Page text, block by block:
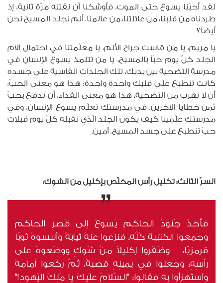
لقد أحبّنا يسوع حتى الموت، فأوشكنا أن نقتله مرّة ثانية، إذ
طردناه من قلبنا، من عائلتنا، من عالمنا. ألم نجلد المسيح نحن
أيضاً؟
يا مريم، يا من قاست جراح الألم، يا معلّمتنا في احتمال آلام
الجلد كلّ يوم حبّاً بالمسيح، يا من تتلمذ يسوع الإنسان في
مدرسة التضحية بين يديك، تلك الجلدات القاسية على جسده
كانت تنطبع على قلبك واحدة واحدة: هذا هو معنى الحبّ:
أن لا نهرب من التضحية، هذا هو معنى الفداء، أن ندفع بحبّ
ثمن خطايا الآخرين. في مدرستك تعلّم يسوع الإنسان، وفي
مدرستك علّمينا كيف يكون الجلد الّذي نقبله كلّ يوم قبلات
حبّ تنطبع على جسد المسيح. آمين.
السرّ الثالث: تكليل رأس المخلّص بإكليل من الشوك:
فأخذَ جُنودُ الحاكِمِ يَسوعَ إلى قَصرِ الحاكِمِ
وجَمعوا الكَتيبةَ كُلَّه، فنزَعوا عَنهُ ثيابَهُ وألبَسوهُ ثَوبًا
قِرمِزيًّا، وضَفَروا إكليلاً مِنْ شَوكٍ ووضَعوهُ على
رأسِهِ، وجَعَلوا في يَمينِهِ قصَبَةً، ثُمَّ رَكَعوا أمامَهُ
واَستَهزأوا بِه فقالوا: "السّلامُ علَيكَ يا مَلِكَ اليَهودِ!"